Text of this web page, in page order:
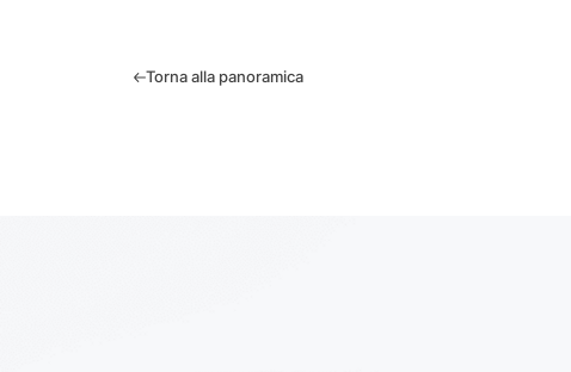
Torna alla panoramica